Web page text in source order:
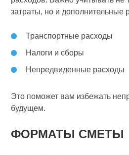
затраты, но и дополнительные
Транспортные расходы
Налоги и сборы
Непредвиденные расходы
Это поможет вам избежать
будущем.
ФОРМАТЫ СМЕТЫ